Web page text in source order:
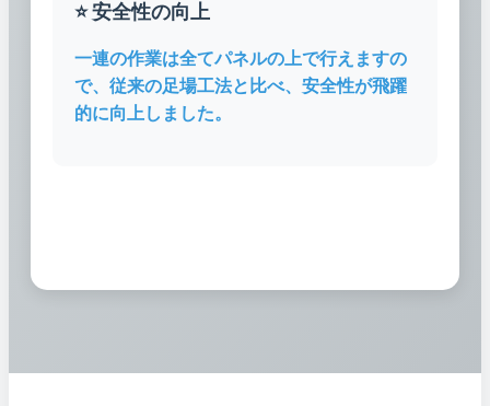
⭐ 安全性の向上
一連の作業は全てパネルの上で行えますの
で、従来の足場工法と比べ、安全性が飛躍
的に向上しました。